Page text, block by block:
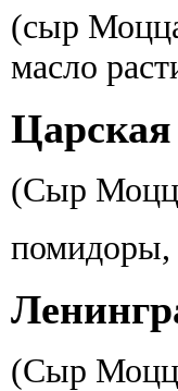
(сыр
масло
(Сыр
помидоры,
(Сыр